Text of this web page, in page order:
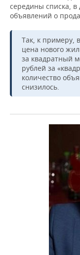
середины списка,
объявлений о
Так, к примеру,
цена нового
за квадратный
рублей за
количество
снизилось.